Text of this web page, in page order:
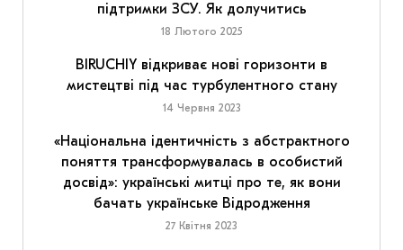
підтримки ЗСУ. Як долучитись
18 Лютого 2025
BIRUCHIY відкриває нові горизонти в
мистецтві під час турбулентного стану
14 Червня 2023
«Національна ідентичність з абстрактного
поняття трансформувалась в особистий
досвід»: українські митці про те, як вони
бачать українське Відродження
27 Квітня 2023